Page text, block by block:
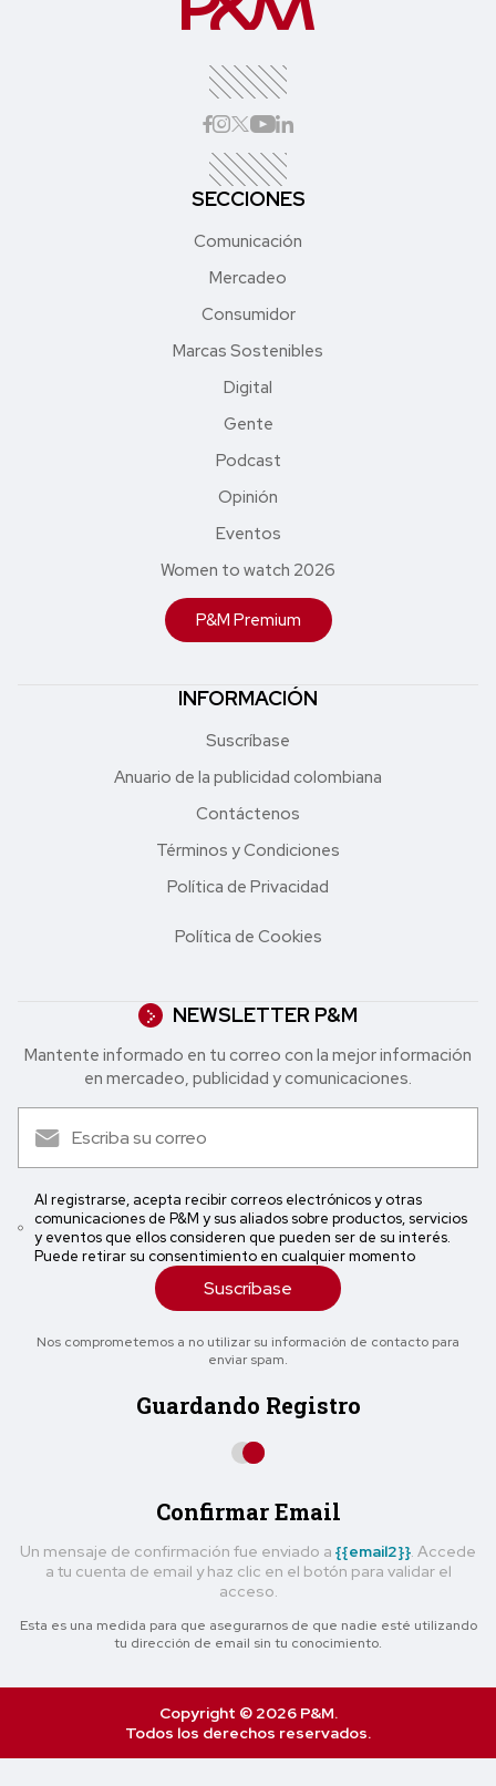
SECCIONES
Comunicación
Mercadeo
Consumidor
Marcas Sostenibles
Digital
Gente
Podcast
Opinión
Eventos
Women to watch 2026
P&M Premium
INFORMACIÓN
Suscríbase
Anuario de la publicidad colombiana
Contáctenos
Términos y Condiciones
Política de Privacidad
Política de Cookies
NEWSLETTER P&M
Mantente informado en tu correo con la mejor in formación
en mercadeo, publicidad y comunicaciones.
Al registrarse, acepta recibir correos electrónicos y otras
comunicaciones de P&M y sus aliados sobre productos, servicios
y eventos que ellos consideren que pueden ser de su interés.
Puede retirar su consentimiento en cualquier momento
Suscríbase
Nos comprometemos a no utilizar su información de contacto para
enviar spam.
Guardando Registro
Confirmar Email
Un mensaje de confirmación fue enviado a {{email2}} . Accede
a tu cuenta de email y haz clic en el botón para validar el
acceso.
Esta es una medida para que asegurarnos de que nadie esté utilizando
tu dirección de email sin tu conocimiento.
Copyright © 2026 P&M.
Todos los derechos reservados.